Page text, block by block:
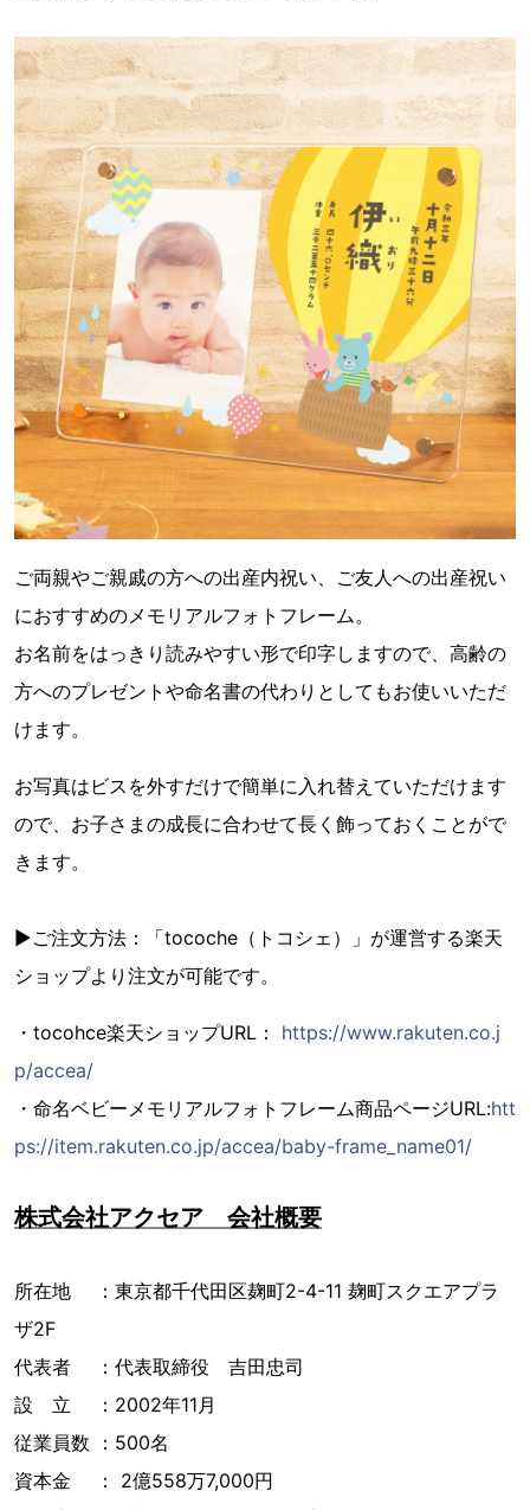
ご両親やご親戚の方への出産内祝い、ご友人への出産祝い
におすすめのメモリアルフォトフレーム。
お名前をはっきり読みやすい形で印字しますので、高齢の
方へのプレゼントや命名書の代わりとしてもお使いいただ
けます。
お写真はビスを外すだけで簡単に入れ替えていただけます
ので、お子さまの成長に合わせて長く飾っておくことがで
きます。
▶ご注文方法：「tocoche（トコシェ）」が運営する楽天
ショップより注文が可能です。
・tocohce楽天ショップURL： https://www.rakuten.co.j
p/accea/
・命名ベビーメモリアルフォトフレーム商品ページURL:htt
ps://item.rakuten.co.jp/accea/baby-frame_name01/
株式会社アクセア 会社概要
所在地 ：東京都千代田区麹町2-4-11 麹町スクエアプラ
ザ2F
代表者 ：代表取締役 吉田忠司
設 立 ：2002年11月
従業員数 ：500名
資本金 ： 2億558万7,000円